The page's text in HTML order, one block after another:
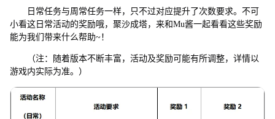
日常任务与周常任务一样，只不过对应提升了次数要求。不可
小看这日常活动的奖励哦，聚沙成塔，来和Mu酱一起看看这些奖励
能为我们带来什么帮助~！
（注：随着版本不断丰富，活动及奖励可能有所调整，详情以
游戏内实际为准。）